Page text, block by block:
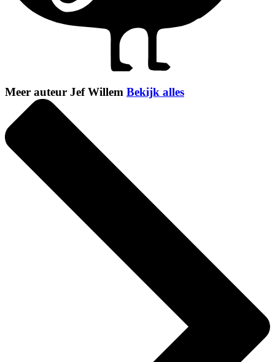
Meer auteur Jef Willem Bekijk alles